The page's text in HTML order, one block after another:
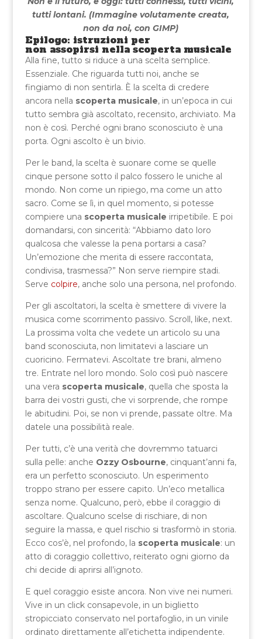
tutti lontani. (Immagine volutamente creata,
non da noi, con GIMP)
Epilogo: istruzioni per
non assopirsi nella scoperta musicale
Alla fine, tutto si riduce a una scelta semplice.
Essenziale. Che riguarda tutti noi, anche se
fingiamo di non sentirla. È la scelta di credere
ancora nella scoperta musicale, in un’epoca in cui
tutto sembra già ascoltato, recensito, archiviato. Ma
non è così. Perché ogni brano sconosciuto è una
porta. Ogni ascolto è un bivio.
Per le band, la scelta è suonare come se quelle
cinque persone sotto il palco fossero le uniche al
mondo. Non come un ripiego, ma come un atto
sacro. Come se lì, in quel momento, si potesse
compiere una scoperta musicale irripetibile. E poi
domandarsi, con sincerità: “Abbiamo dato loro
qualcosa che valesse la pena portarsi a casa?
Un’emozione che merita di essere raccontata,
condivisa, trasmessa?” Non serve riempire stadi.
Serve colpire, anche solo una persona, nel profondo.
Per gli ascoltatori, la scelta è smettere di vivere la
musica come scorrimento passivo. Scroll, like, next.
La prossima volta che vedete un articolo su una
band sconosciuta, non limitatevi a lasciare un
cuoricino. Fermatevi. Ascoltate tre brani, almeno
tre. Entrate nel loro mondo. Solo così può nascere
una vera scoperta musicale, quella che sposta la
barra dei vostri gusti, che vi sorprende, che rompe
le abitudini. Poi, se non vi prende, passate oltre. Ma
datele una possibilità reale.
Per tutti, c’è una verità che dovremmo tatuarci
sulla pelle: anche Ozzy Osbourne, cinquant’anni fa,
era un perfetto sconosciuto. Un esperimento
troppo strano per essere capito. Un’eco metallica
senza nome. Qualcuno, però, ebbe il coraggio di
ascoltare. Qualcuno scelse di rischiare, di non
seguire la massa, e quel rischio si trasformò in storia.
Ecco cos’è, nel profondo, la scoperta musicale: un
atto di coraggio collettivo, reiterato ogni giorno da
chi decide di aprirsi all’ignoto.
E quel coraggio esiste ancora. Non vive nei numeri.
Vive in un click consapevole, in un biglietto
stropicciato conservato nel portafoglio, in un vinile
ordinato direttamente all’etichetta indipendente.